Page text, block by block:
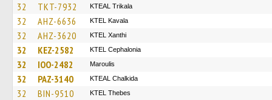
32 TKT-7932 KTEAL Trikala
32 AHZ-6636 KTEL Kavala
32 AHZ-3620 KTEL Xanthi
32 KEZ-2582 KTEL Cephalonia
32 IOO-2482 Maroulis
32 PAZ-3140 KTEAL Chalkida
32 BIN-9510 KTEL Thebes